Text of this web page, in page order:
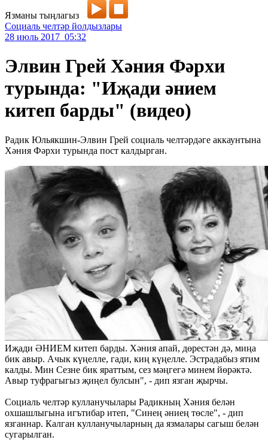
Язманы тыңлагыз
Социаль челтәр йолдызлары
28 июль 2017 05:32
Элвин Грей Хәния Фәрхи
турында: "Иҗади әнием
китеп барды" (видео)
Радик Юльякшин-Элвин Грей социаль челтәрдәге аккаунтына
Хәния Фәрхи турында пост калдырган.
Иҗади ӘНИЕМ китеп барды. Хәния апай, дөрестән дә, миңа
бик авыр. Ачык күңелле, гади, киң күңелле. Эстрадабыз ятим
калды. Мин Сезне бик яраттым, сез мәңгегә минем йөрәктә.
Авыр туфрагыгыз җиңел булсын", - дип язган җырчы.
Социаль челтәр кулланучылары Радикның Хәния белән
охшашлыгына игътибар итеп, "Синең әниең төсле", - дип
язганнар. Калган кулланучыларның да язмалары сагыш белән
сугарылган.